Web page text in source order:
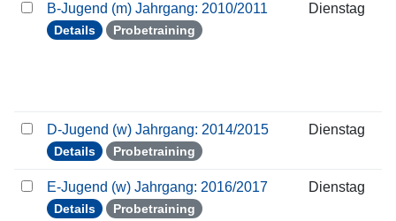
B-Jugend (m) Jahrgang: 2010/2011
Details Probetraining
Dienstag
D-Jugend (w) Jahrgang: 2014/2015
Details Probetraining
Dienstag
E-Jugend (w) Jahrgang: 2016/2017
Details Probetraining
Dienstag